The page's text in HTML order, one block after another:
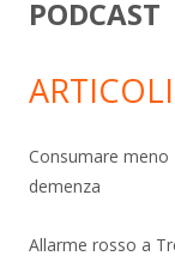
PODCAST
Consumare meno
demenza
Allarme rosso a